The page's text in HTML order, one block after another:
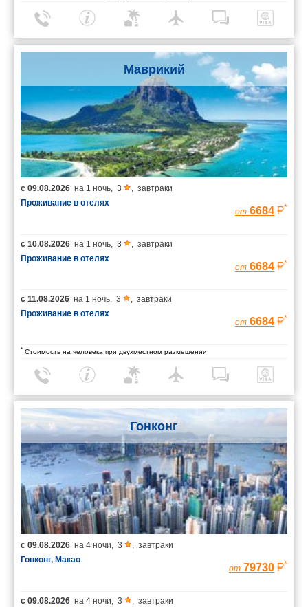
Маврикий
с 09.08.2026 на 1 ночь, 3 , завтраки
Проживание в отелях
от 6684 *
с 10.08.2026 на 1 ночь, 3 , завтраки
Проживание в отелях
от 6684 *
с 11.08.2026 на 1 ночь, 3 , завтраки
Проживание в отелях
от 6684 *
* Стоимость на человека при двухместном размещении
Гонконг
с 09.08.2026 на 4 ночи, 3 , завтраки
Гонконг, Макао
от 79730 *
с 09.08.2026 на 4 ночи, 3 , завтраки